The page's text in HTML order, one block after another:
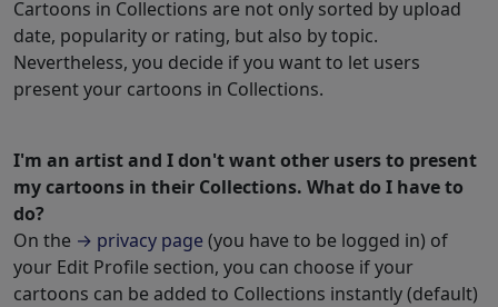
Cartoons in Collections are not only sorted by upload
date, popularity or rating, but also by topic.
Nevertheless, you decide if you want to let users
present your cartoons in Collections.
I'm an artist and I don't want other users to present
my cartoons in their Collections. What do I have to
do?
On the → privacy page (you have to be logged in) of
your Edit Profile section, you can choose if your
cartoons can be added to Collections instantly (default)